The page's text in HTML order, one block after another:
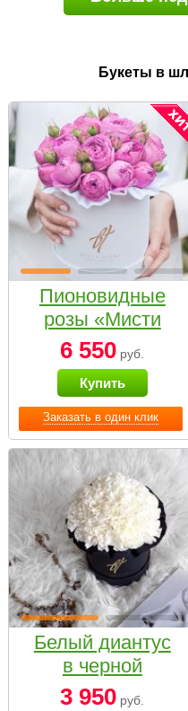
Букеты в
Заказать в один клик
Пионовидные
розы «Мисти
бабблс» в белой
коробке Small
6 550 руб.
Купить
Белый диантус
в черной
коробке Small
3 950 руб.